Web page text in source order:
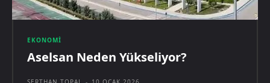
EKONOMI
Aselsan Neden Yükseliyor?